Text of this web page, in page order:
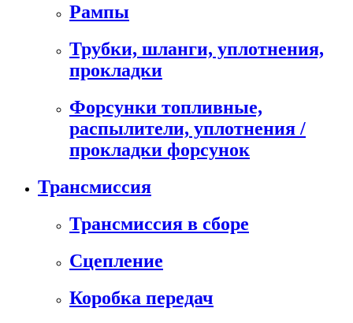
Рампы
Трубки, шланги, уплотнения,
прокладки
Форсунки топливные,
распылители, уплотнения /
прокладки форсунок
Трансмиссия
Трансмиссия в сборе
Сцепление
Коробка передач